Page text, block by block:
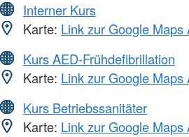
Interner Kurs
Karte: Link zur Google Maps
Kurs AED-Frühdefibrillation
Karte: Link zur Google Maps
Kurs Betriebssanitäter
Karte: Link zur Google Maps